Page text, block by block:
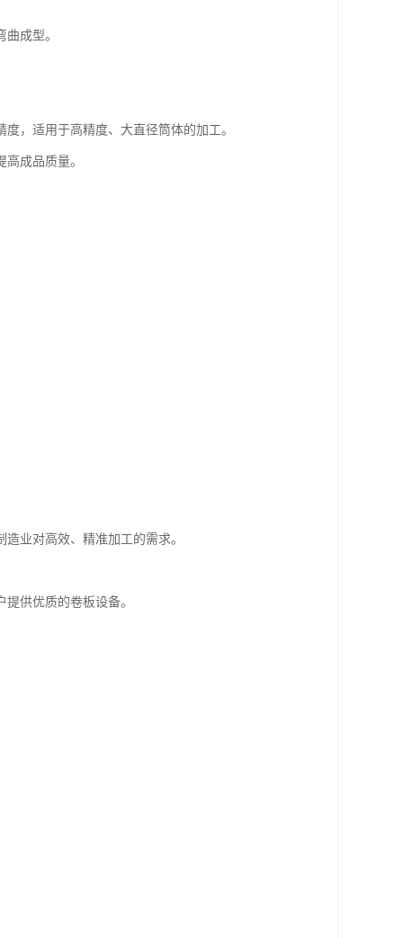
成型。
，适用于高精度、大直径筒体的加工。
成品质量。
业对高效、精准加工的需求。
供优质的卷板设备。